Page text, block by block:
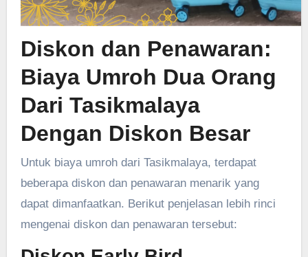
Diskon dan Penawaran:
Biaya Umroh Dua Orang
Dari Tasikmalaya
Dengan Diskon Besar
Untuk biaya umroh dari Tasikmalaya, terdapat
beberapa diskon dan penawaran menarik yang
dapat dimanfaatkan. Berikut penjelasan lebih rinci
mengenai diskon dan penawaran tersebut: